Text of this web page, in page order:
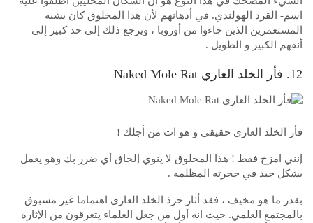
اسم- القرد الهولندي. في أذهانهم لأن هذا المخلوق كان يشبه
المستعمرين الذين جاءوا من أوروبا ، ويرجع ذلك إلى حد كبير إلى
أنفهم الكبير و الطويل .
12. فأر الخلد العاري Naked Mole Rat
فأر الخلد العاري حقيقي و هو ات من أجلك !
إنني امزح فقط ! هذا المخلوق لا ينوي إلحاق أي ضرر بك وهو يعمل
بشكل جيد في جحرته المظلمه .
بقدر ما هو مخيف ، فقد أثار جرذ الخلد العاري اهتماما غير مسبوق
بالمجتمع العلمي. حيث انه أول من جعل العلماء يتعرقون من الإثارة